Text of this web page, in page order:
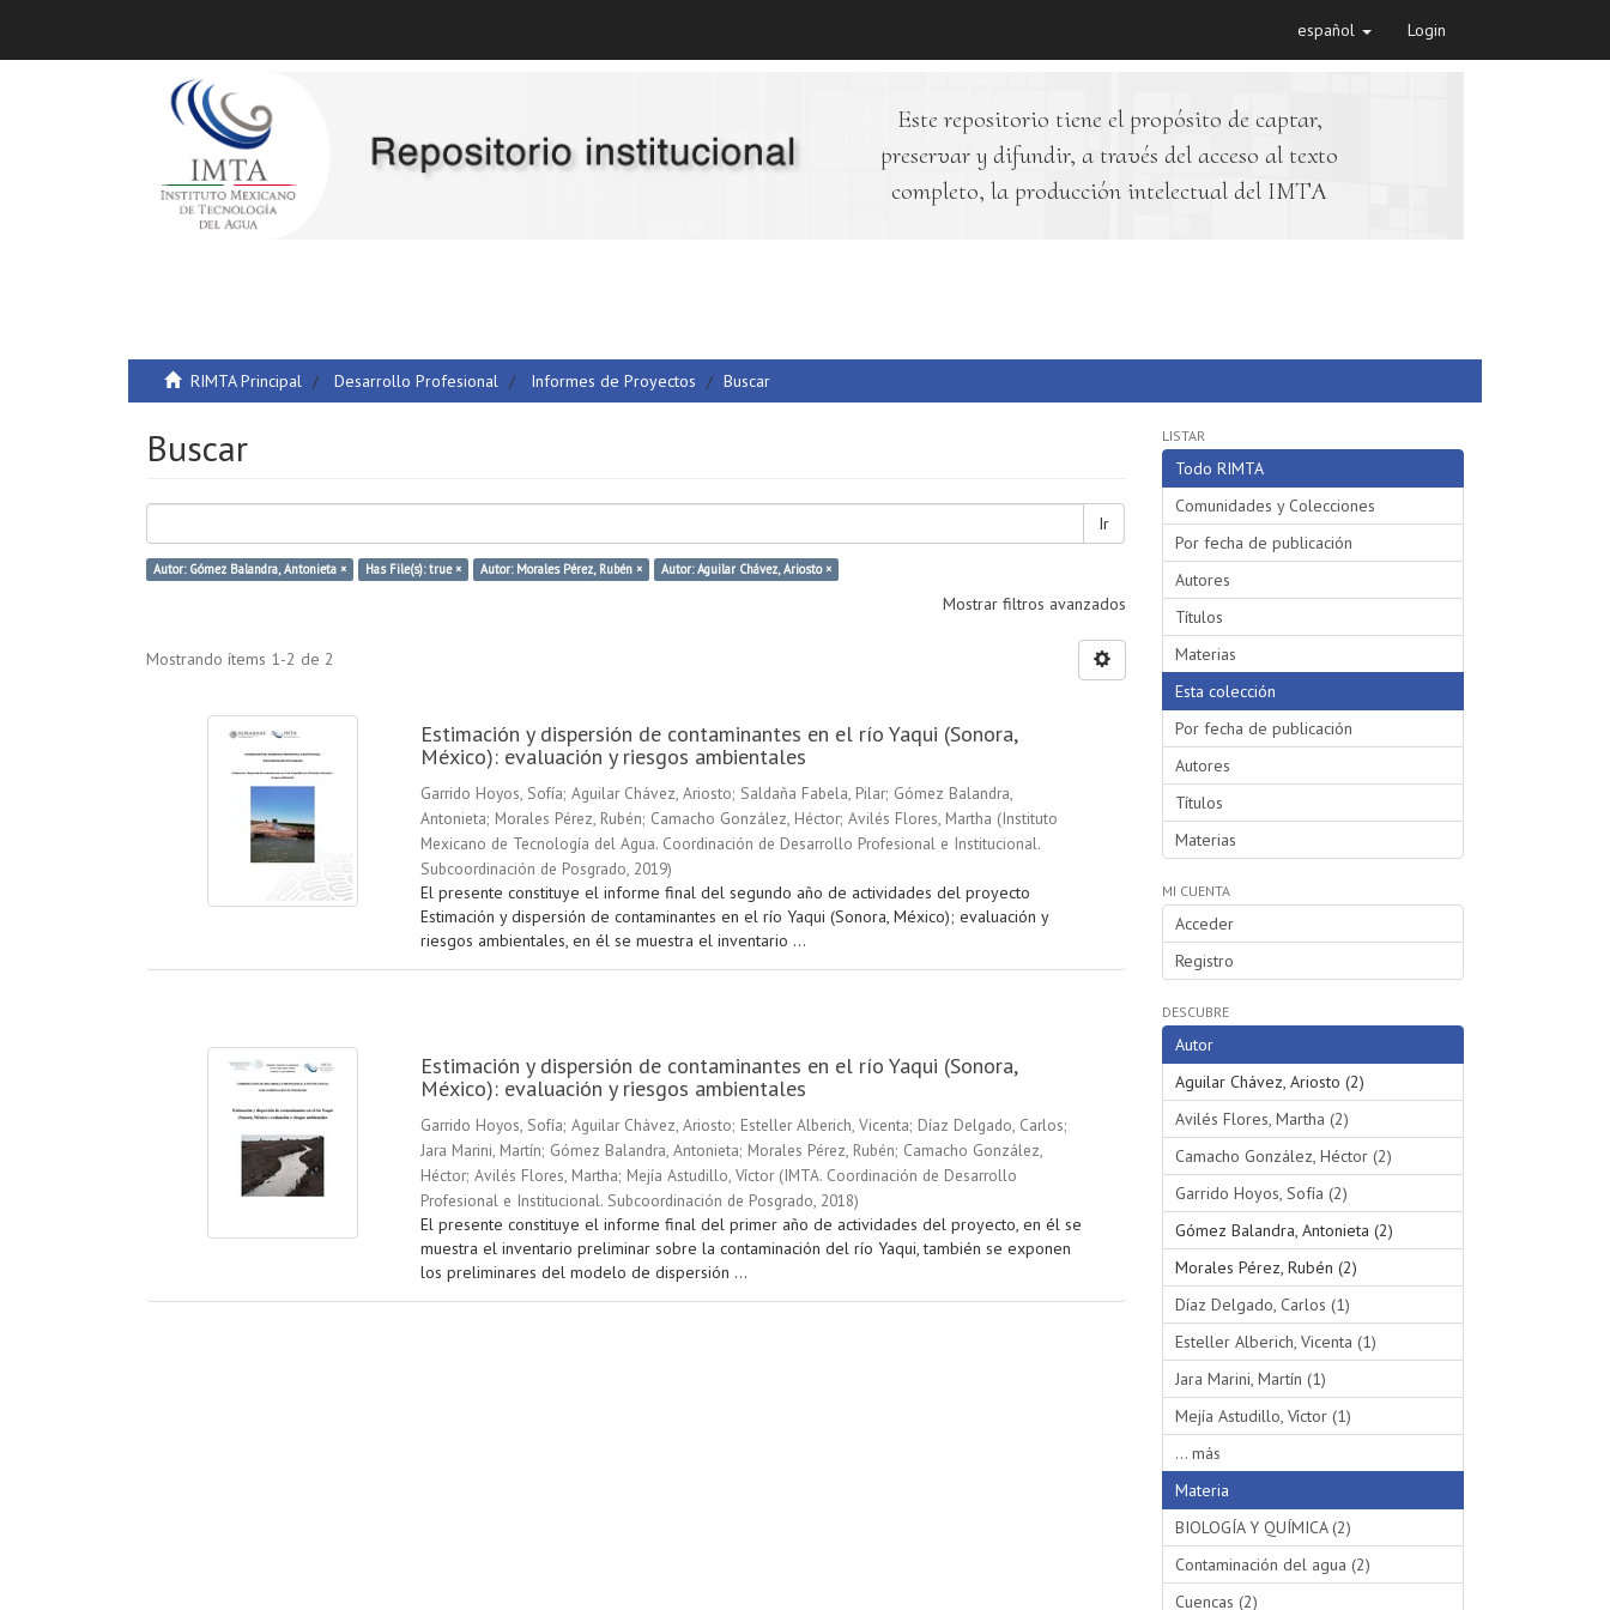
español Login
Este repositorio tiene el propósito de captar,
preservar y difundir, a través del acceso al texto
completo, la producción intelectual del IMTA
RIMTA Principal Desarrollo Profesional Informes de Proyectos Buscar
Buscar
Ir
Autor: Gómez Balandra, Antonieta × Has File(s): true × Autor: Morales Pérez, Rubén × Autor: Aguilar Chávez, Ariosto ×
Mostrar filtros avanzados
Mostrando ítems 1-2 de 2
Estimación y dispersión de contaminantes en el río Yaqui (Sonora,
México): evaluación y riesgos ambientales
Garrido Hoyos, Sofía; Aguilar Chávez, Ariosto; Saldaña Fabela, Pilar; Gómez Balandra,
Antonieta; Morales Pérez, Rubén; Camacho González, Héctor; Avilés Flores, Martha (Instituto
Mexicano de Tecnología del Agua. Coordinación de Desarrollo Profesional e Institucional.
Subcoordinación de Posgrado, 2019)
El presente constituye el informe final del segundo año de actividades del proyecto
Estimación y dispersión de contaminantes en el río Yaqui (Sonora, México); evaluación y
riesgos ambientales, en él se muestra el inventario ...
Estimación y dispersión de contaminantes en el río Yaqui (Sonora,
México): evaluación y riesgos ambientales
Garrido Hoyos, Sofía; Aguilar Chávez, Ariosto; Esteller Alberich, Vicenta; Díaz Delgado, Carlos;
Jara Marini, Martín; Gómez Balandra, Antonieta; Morales Pérez, Rubén; Camacho González,
Héctor; Avilés Flores, Martha; Mejía Astudillo, Víctor (IMTA. Coordinación de Desarrollo
Profesional e Institucional. Subcoordinación de Posgrado, 2018)
El presente constituye el informe final del primer año de actividades del proyecto, en él se
muestra el inventario preliminar sobre la contaminación del río Yaqui, también se exponen
los preliminares del modelo de dispersión ...
LISTAR
Todo RIMTA
Comunidades y Colecciones
Por fecha de publicación
Autores
Títulos
Materias
Esta colección
Por fecha de publicación
Autores
Títulos
Materias
MI CUENTA
Acceder
Registro
DESCUBRE
Autor
Aguilar Chávez, Ariosto (2)
Avilés Flores, Martha (2)
Camacho González, Héctor (2)
Garrido Hoyos, Sofía (2)
Gómez Balandra, Antonieta (2)
Morales Pérez, Rubén (2)
Díaz Delgado, Carlos (1)
Esteller Alberich, Vicenta (1)
Jara Marini, Martín (1)
Mejía Astudillo, Víctor (1)
... más
Materia
BIOLOGÍA Y QUÍMICA (2)
Contaminación del agua (2)
Cuencas (2)